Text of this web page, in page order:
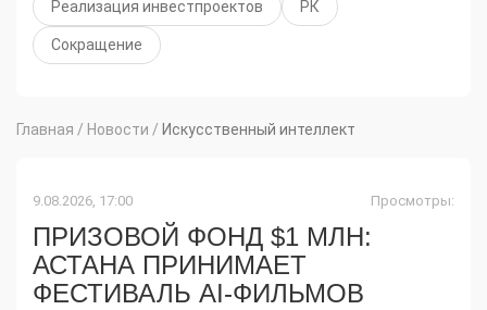
Реализация инвестпроектов РК
Сокращение
Главная / Новости / Искусственный интеллект
9.08.2026, 17:00 Просмотры:
ПРИЗОВОЙ ФОНД $1 МЛН:
АСТАНА ПРИНИМАЕТ
ФЕСТИВАЛЬ AI-ФИЛЬМОВ